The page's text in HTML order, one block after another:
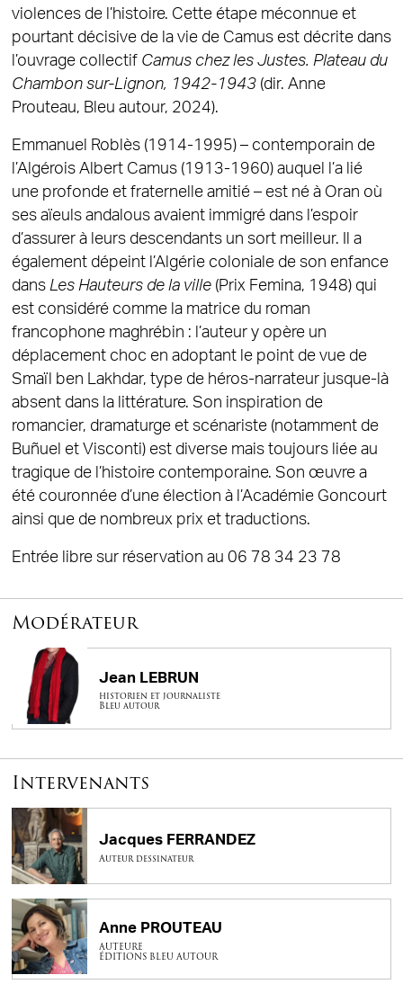
violences de l’histoire. Cette étape méconnue et
pourtant décisive de la vie de Camus est décrite dans
l’ouvrage collectif Camus chez les Justes. Plateau du
Chambon sur-Lignon, 1942-1943 (dir. Anne
Prouteau, Bleu autour, 2024).
Emmanuel Roblès (1914-1995) – contemporain de
l’Algérois Albert Camus (1913-1960) auquel l’a lié
une profonde et fraternelle amitié – est né à Oran où
ses aïeuls andalous avaient immigré dans l’espoir
d’assurer à leurs descendants un sort meilleur. Il a
également dépeint l’Algérie coloniale de son enfance
dans Les Hauteurs de la ville (Prix Femina, 1948) qui
est considéré comme la matrice du roman
francophone maghrébin : l’auteur y opère un
déplacement choc en adoptant le point de vue de
Smaïl ben Lakhdar, type de héros-narrateur jusque-là
absent dans la littérature. Son inspiration de
romancier, dramaturge et scénariste (notamment de
Buñuel et Visconti) est diverse mais toujours liée au
tragique de l’histoire contemporaine. Son œuvre a
été couronnée d’une élection à l’Académie Goncourt
ainsi que de nombreux prix et traductions.
Entrée libre sur réservation au 06 78 34 23 78
Modérateur
Jean LEBRUN
historien et journaliste
Bleu autour
Intervenants
Jacques FERRANDEZ
Auteur dessinateur
Anne PROUTEAU
AUTEURE
ÉDITIONS BLEU AUTOUR